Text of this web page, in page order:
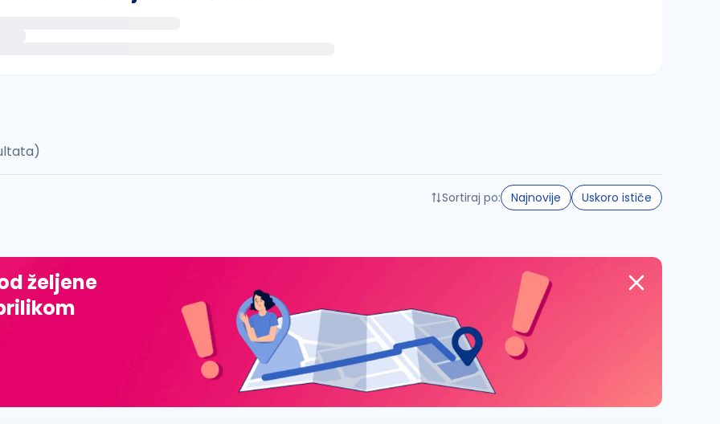
đ, ž, dž)
Sortiraj po: Najnovije Uskoro ističe
željene